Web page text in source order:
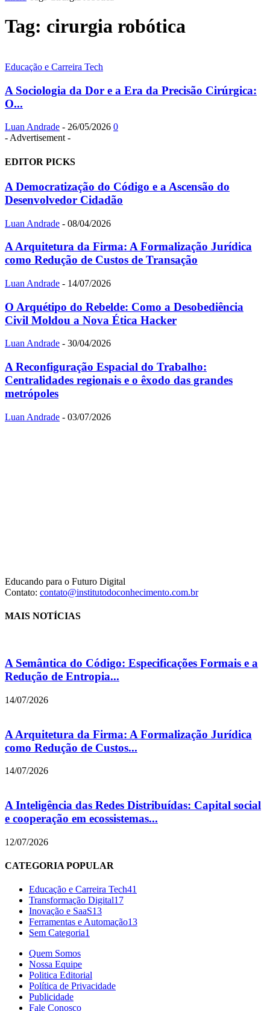
Tag: cirurgia robótica
Educação e Carreira Tech
A Sociologia da Dor e a Era da Precisão Cirúrgica:
O...
Luan Andrade - 26/05/2026 0
- Advertisement -
EDITOR PICKS
A Democratização do Código e a Ascensão do
Desenvolvedor Cidadão
Luan Andrade - 08/04/2026
A Arquitetura da Firma: A Formalização Jurídica
como Redução de Custos de Transação
Luan Andrade - 14/07/2026
O Arquétipo do Rebelde: Como a Desobediência
Civil Moldou a Nova Ética Hacker
Luan Andrade - 30/04/2026
A Reconfiguração Espacial do Trabalho:
Centralidades regionais e o êxodo das grandes
metrópoles
Luan Andrade - 03/07/2026
Educando para o Futuro Digital
Contato: contato@institutodoconhecimento.com.br
MAIS NOTÍCIAS
A Semântica do Código: Especificações Formais e a
Redução de Entropia...
14/07/2026
A Arquitetura da Firma: A Formalização Jurídica
como Redução de Custos...
14/07/2026
A Inteligência das Redes Distribuídas: Capital social
e cooperação em ecossistemas...
12/07/2026
CATEGORIA POPULAR
Educação e Carreira Tech41
Transformação Digital17
Inovação e SaaS13
Ferramentas e Automação13
Sem Categoria1
Quem Somos
Nossa Equipe
Politica Editorial
Política de Privacidade
Publicidade
Fale Conosco